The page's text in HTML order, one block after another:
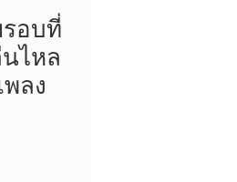
อบที่
ไหล
ลง